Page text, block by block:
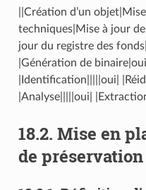
||Création d’un
techniques|Mise à jour
jour du registre des
|Génération de
|Identification|||||oui|
|Analyse|||||oui|
18.2. Mise en
de préservation